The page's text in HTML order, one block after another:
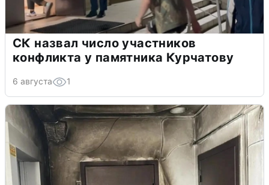
СК назвал число участников
конфликта у памятника Курчатову
6 августа 1